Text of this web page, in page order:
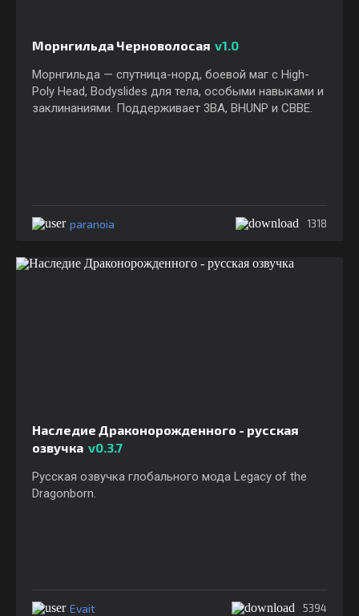
Морнгильда Черноволосая v1.0
Морнгильда — спутница-норд, боевой маг с High-
Poly Head, Bodyslides для тела, особыми навыками и
заклинаниями. Поддерживает 3BA, BHUNP и CBBE.
paranoia 1318
Наследие Драконорожденного - русская
озвучка v0.3.7
Русская озвучка глобального мода Legacy of the
Dragonborn.
Evait 5394